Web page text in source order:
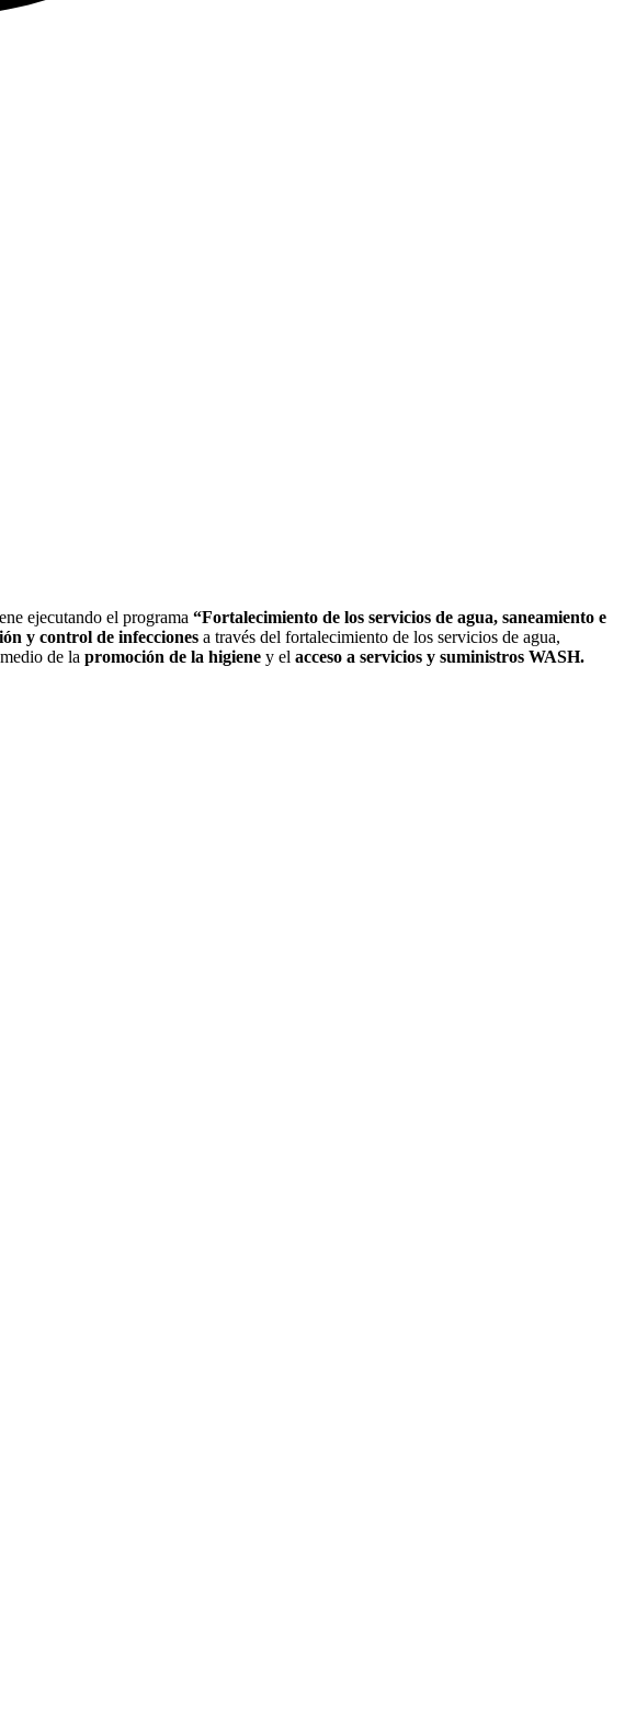
ejecutando el programa “Fortalecimiento de los servicios de agua, saneamiento e
y control de infecciones a través del fortalecimiento de los servicios de agua,
de la promoción de la higiene y el acceso a servicios y suministros WASH.